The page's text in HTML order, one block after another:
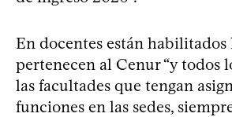
En docentes están habilitados
pertenecen al Cenur “y todos
las facultades que tengan
funciones en las sedes,